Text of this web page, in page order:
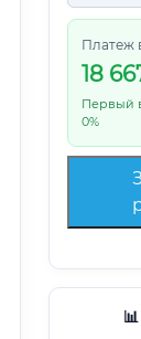
Платеж
18
Первый
0%